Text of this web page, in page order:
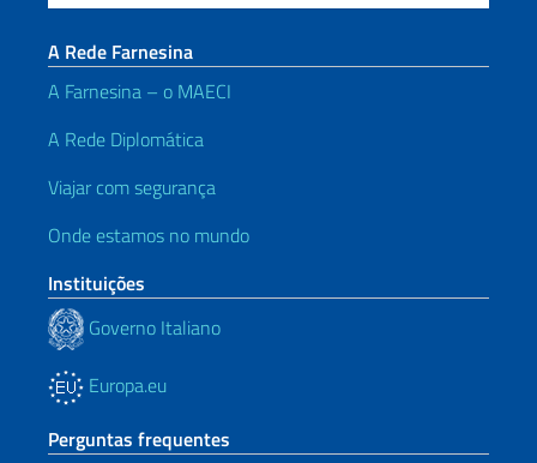
A Rede Farnesina
A Farnesina – o MAECI
A Rede Diplomática
Viajar com segurança
Onde estamos no mundo
Instituições
Governo Italiano
Europa.eu
Perguntas frequentes